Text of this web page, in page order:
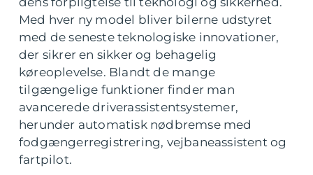
Med hver ny model bliver bilerne udstyret
med de seneste teknologiske innovationer,
der sikrer en sikker og behagelig
køreoplevelse. Blandt de mange
tilgængelige funktioner finder man
avancerede driverassistentsystemer,
herunder automatisk nødbremse med
fodgængerregistrering, vejbaneassistent og
fartpilot.